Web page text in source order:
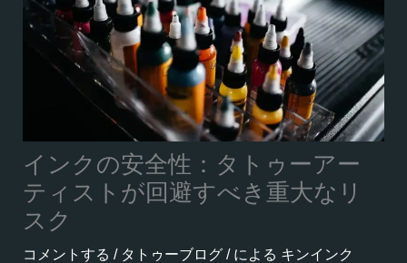
インクの安全性：タトゥーアー
ティストが回避すべき重大なリ
スク
コメントする / タトゥーブログ/ による キンインク